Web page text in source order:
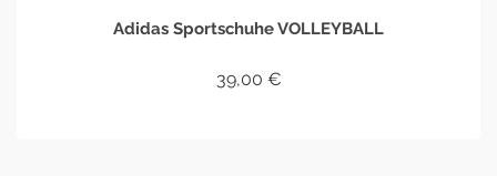
Adidas Sportschuhe VOLLEYBALL
39,00 €